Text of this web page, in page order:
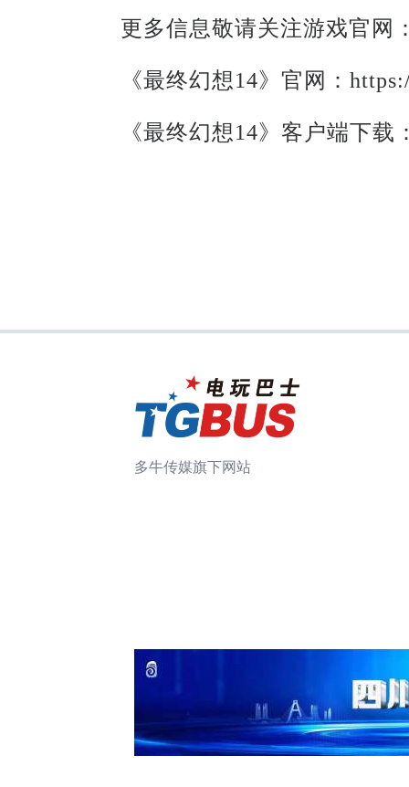
更多信息敬请关注游戏官网
《最终幻想14》官网：
《最终幻想14》客户端下载
多牛传媒旗下网站